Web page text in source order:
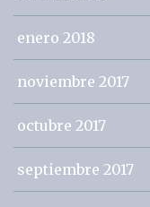
enero 2018
noviembre 2017
octubre 2017
septiembre 2017